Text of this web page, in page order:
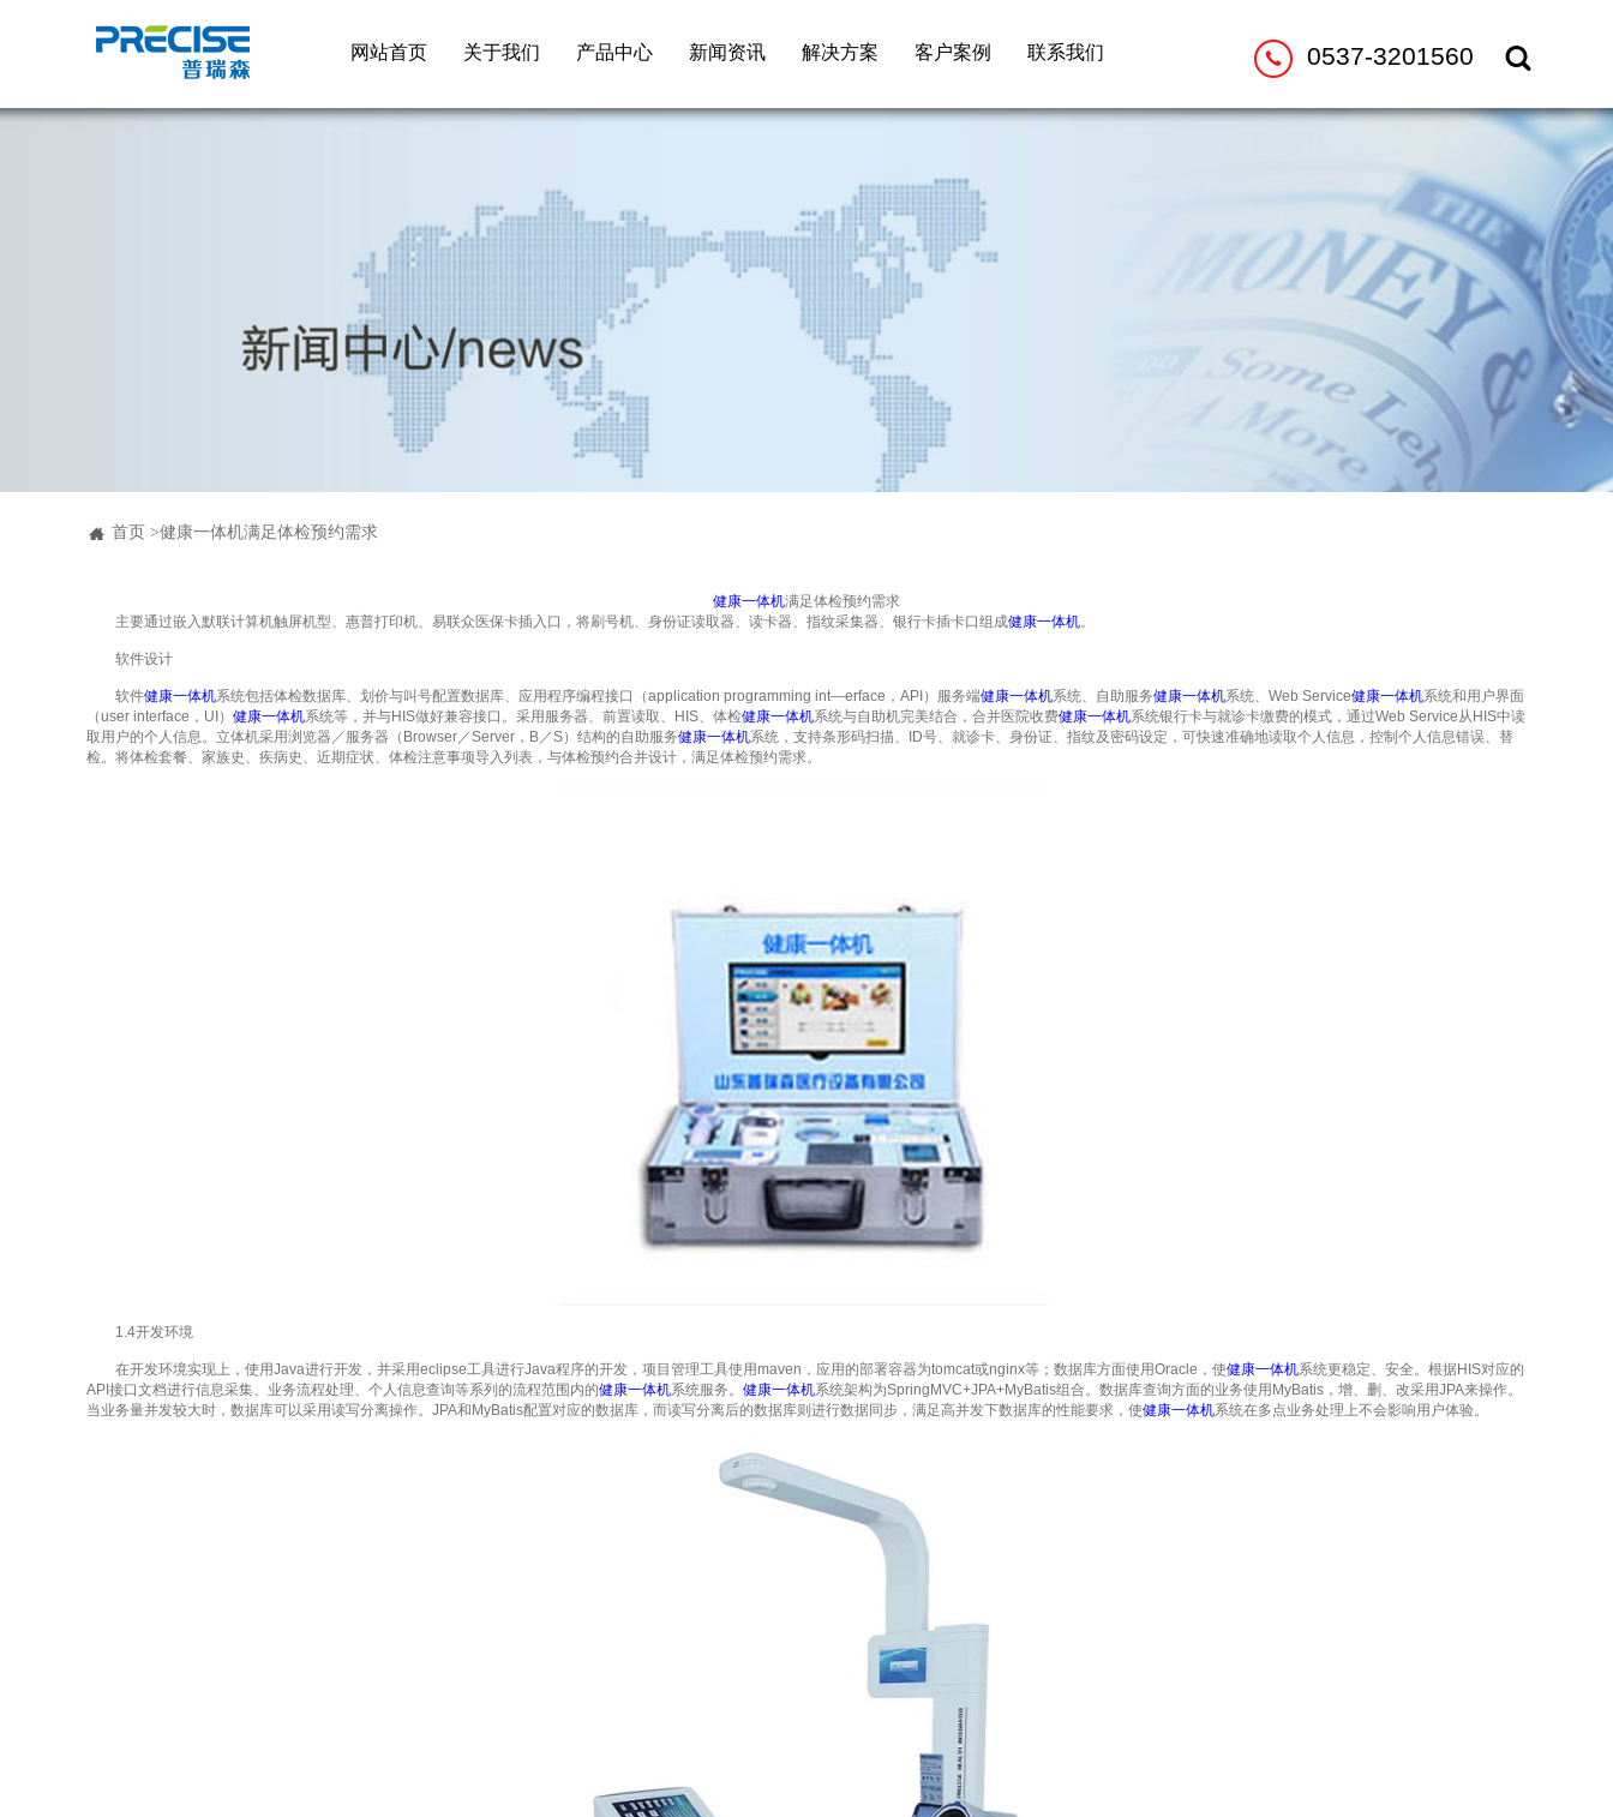
0537-3201560
网站首页 关于我们 产品中心 新闻资讯 解决方案 客户案例 联系我们
首页 >​健康一体机满足体检预约需求
健康一体机满足体检预约需求
主要通过嵌入默联计算机触屏机型、惠普打印机、易联众医保卡插入口，将刷号机、身份证读取器、读卡器、指纹采集器、银行卡插卡口组成健康一体机。
软件设计
软件健康一体机系统包括体检数据库、划价与叫号配置数据库、应用程序编程接口（application programming int—erface，API）服务端健康一体机系统、自助服务健康一体机系统、Web Service健康一体机系统和用户界面
（user interface，UI） 健康一体机系统等，并与HIS做好兼容接口。采用服务器、前置读取、HIS、体检健康一体机系统与自助机完美结合，合并医院收费健康一体机系统银行卡与就诊卡缴费的模式，通过Web Service从HIS中读
取用户的个人信息。立体机采用浏览器／服务器（Browser／Server，B／S）结构的自助服务健康一体机系统，支持条形码扫描、ID号、就诊卡、身份证、指纹及密码设定，可快速准确地读取个人信息，控制个人信息错误、替
检。将体检套餐、家族史、疾病史、近期症状、体检注意事项导入列表，与体检预约合并设计，满足体检预约需求。
1.4开发环境
在开发环境实现上，使用Java进行开发，并采用eclipse工具进行Java程序的开发，项目管理工具使用maven，应用的部署容器为tomcat或nginx等；数据库方面使用Oracle，使健康一体机系统更稳定、安全。根据HIS对应的
API接口文档进行信息采集、业务流程处理、个人信息查询等系列的流程范围内的健康一体机系统服务。 健康一体机系统架构为SpringMVC+JPA+MyBatis组合。数据库查询方面的业务使用MyBatis，增、删、改采用JPA来操作。
当业务量并发较大时，数据库可以采用读写分离操作。JPA和MyBatis配置对应的数据库，而读写分离后的数据库则进行数据同步，满足高并发下数据库的性能要求，使健康一体机系统在多点业务处理上不会影响用户体验。